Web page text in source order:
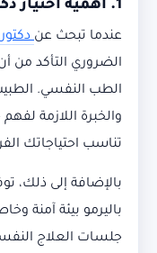
1. أهمية اختيار دكتور نفسي مرخص في باليرمو
عندما تبحث عن
الضروري التأكد
الطب النفسي.
والخبرة اللازمة
تناسب احتياجاتك
بالإضافة إلى ذلك،
باليرمو بيئة آمنة
جلسات العلاج